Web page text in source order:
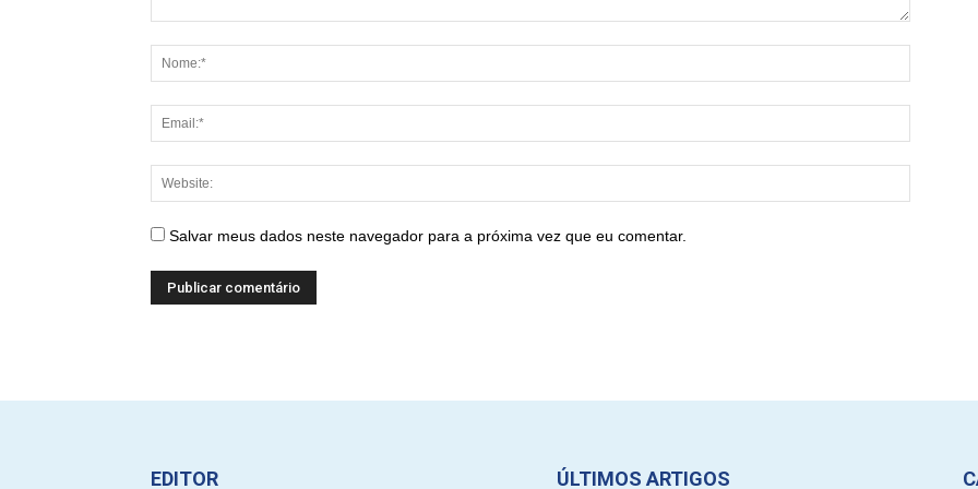
Salvar meus dados neste navegador para a próxima vez que eu comentar.
EDITOR ÚLTIMOS ARTIGOS